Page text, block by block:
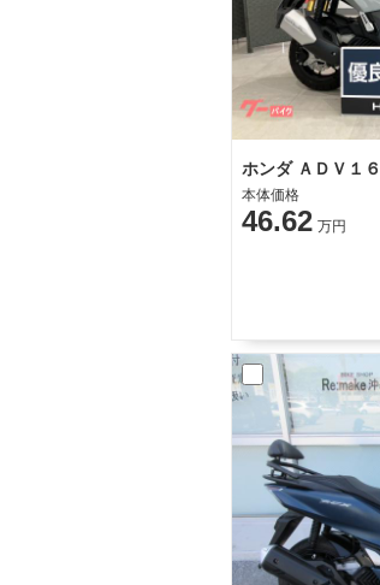
ホンダ ＡＤＶ１
本体価格
46.62 万円